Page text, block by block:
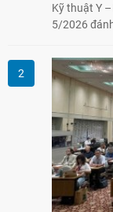
Kỹ thuật Y
5/2026
tại Việt